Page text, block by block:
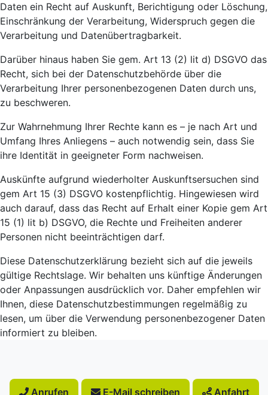
Daten ein Recht auf Auskunft, Berichtigung oder Löschung,
Einschränkung der Verarbeitung, Widerspruch gegen die
Verarbeitung und Datenübertragbarkeit.
Darüber hinaus haben Sie gem. Art 13 (2) lit d) DSGVO das
Recht, sich bei der Datenschutzbehörde über die
Verarbeitung Ihrer personenbezogenen Daten durch uns,
zu beschweren.
Zur Wahrnehmung Ihrer Rechte kann es – je nach Art und
Umfang Ihres Anliegens – auch notwendig sein, dass Sie
ihre Identität in geeigneter Form nachweisen.
Auskünfte aufgrund wiederholter Auskunftsersuchen sind
gem Art 15 (3) DSGVO kostenpflichtig. Hingewiesen wird
auch darauf, dass das Recht auf Erhalt einer Kopie gem Art
15 (1) lit b) DSGVO, die Rechte und Freiheiten anderer
Personen nicht beeinträchtigen darf.
Diese Datenschutzerklärung bezieht sich auf die jeweils
gültige Rechtslage. Wir behalten uns künftige Änderungen
oder Anpassungen ausdrücklich vor. Daher empfehlen wir
Ihnen, diese Datenschutzbestimmungen regelmäßig zu
lesen, um über die Verwendung personenbezogener Daten
informiert zu bleiben.
Anrufen E-Mail schreiben Anfahrt